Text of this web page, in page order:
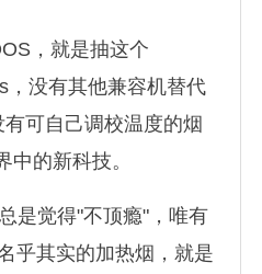
，就是抽这个
，没有其他兼容机替代
可自己调校温度的烟
的新科技。
是觉得"不顶瘾"，唯有
乎其实的加热烟，就是